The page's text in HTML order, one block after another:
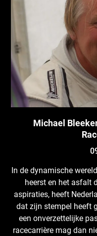
Michael
In de dynamische
heerst en het asfalt
aspiraties, heeft
dat zijn stempel heeft
een onverzettelijke
racecarrière mag dan